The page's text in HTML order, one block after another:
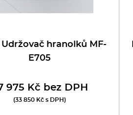
Udržovač hranolků MF-
E705
975 Kč bez DPH
(33 850 Kč s DPH)